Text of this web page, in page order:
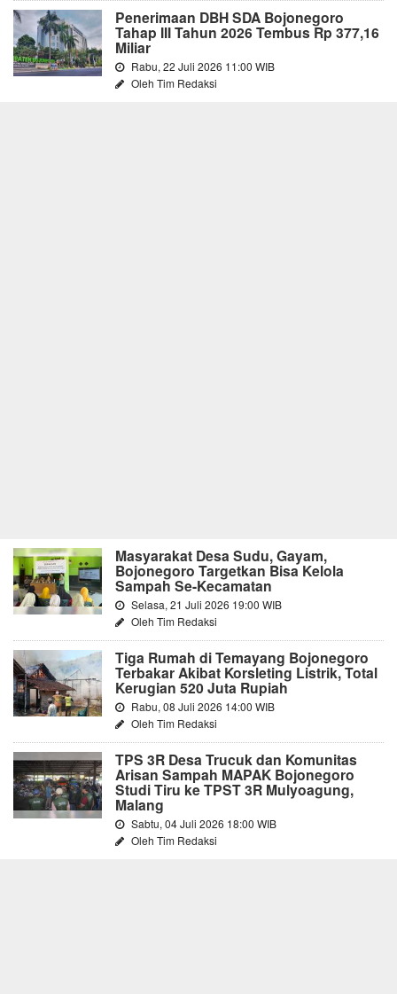
Penerimaan DBH SDA Bojonegoro
Tahap III Tahun 2026 Tembus Rp 377,16
Miliar
Rabu, 22 Juli 2026 11:00 WIB
Oleh Tim Redaksi
Masyarakat Desa Sudu, Gayam,
Bojonegoro Targetkan Bisa Kelola
Sampah Se-Kecamatan
Selasa, 21 Juli 2026 19:00 WIB
Oleh Tim Redaksi
Tiga Rumah di Temayang Bojonegoro
Terbakar Akibat Korsleting Listrik, Total
Kerugian 520 Juta Rupiah
Rabu, 08 Juli 2026 14:00 WIB
Oleh Tim Redaksi
TPS 3R Desa Trucuk dan Komunitas
Arisan Sampah MAPAK Bojonegoro
Studi Tiru ke TPST 3R Mulyoagung,
Malang
Sabtu, 04 Juli 2026 18:00 WIB
Oleh Tim Redaksi